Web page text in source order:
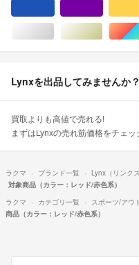
シルバー/銀色系ゴール
Lynxを出品してみませんか？
買取よりも高値で売れる!
まずはLynxの売れ筋価格をチェッ
ラクマ ブランド一覧 Lynx（リンクス
対象商品（カラー：レッド/赤色系）
ラクマ
カテゴリ一覧 スポーツ/アウ
商品（カラー：レッド/赤色系）